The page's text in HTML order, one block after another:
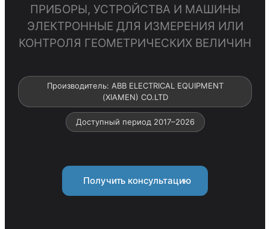
ПРИБОРЫ, УСТРОЙСТВА И МАШИНЫ
ЭЛЕКТРОННЫЕ ДЛЯ ИЗМЕРЕНИЯ ИЛИ
КОНТРОЛЯ ГЕОМЕТРИЧЕСКИХ ВЕЛИЧИН
Производитель: ABB ELECTRICAL EQUIPMENT
(XIAMEN) CO.LTD
Доступный период 2017–2026
Получить консультацию